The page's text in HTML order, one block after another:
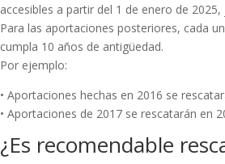
accesibles a partir del 1 de enero de
Para las aportaciones posteriores, cada
cumpla 10 años de antigüedad.
Por ejemplo:
• Aportaciones hechas en 2016 se
• Aportaciones de 2017 se rescatarán en
¿Es recomendable